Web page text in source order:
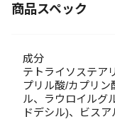
商品スペック
成分
テトライソステア
プリル酸/カプリン
ル、ラウロイルグ
ドデシル)、ビス